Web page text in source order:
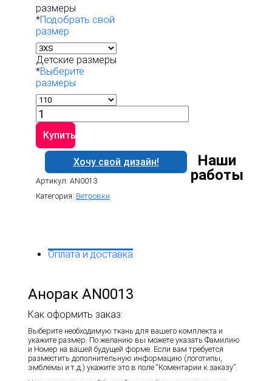
размеры
*Подобрать свой
размер
Детские размеры
*Выберите
размеры
Количество
товара
Анорак
AN0013
Купить
Хочу свой дизайн!
Артикул: AN0013
Категория: Ветровки
Оплата и доставка
Анорак AN0013
Как оформить заказ:
Выберите необходимую ткань для вашего комплекта и
укажите размер. По желанию вы можете указать Фамилию
и Номер на вашей будущей форме. Если вам требуется
разместить дополнительную информацию (логотипы,
эмблемы и т.д.) укажите это в поле “Коментарии к заказу”.
Наши
работы